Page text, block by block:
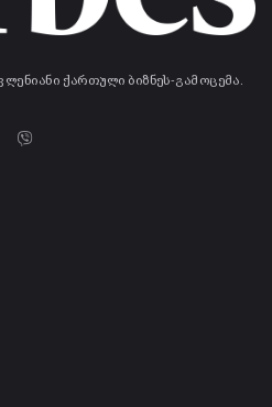
ქართული ბიზნეს-გამოცემა.